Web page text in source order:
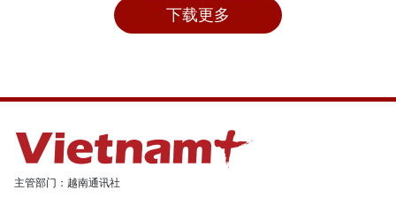
下载更多
主管部门：越南通讯社